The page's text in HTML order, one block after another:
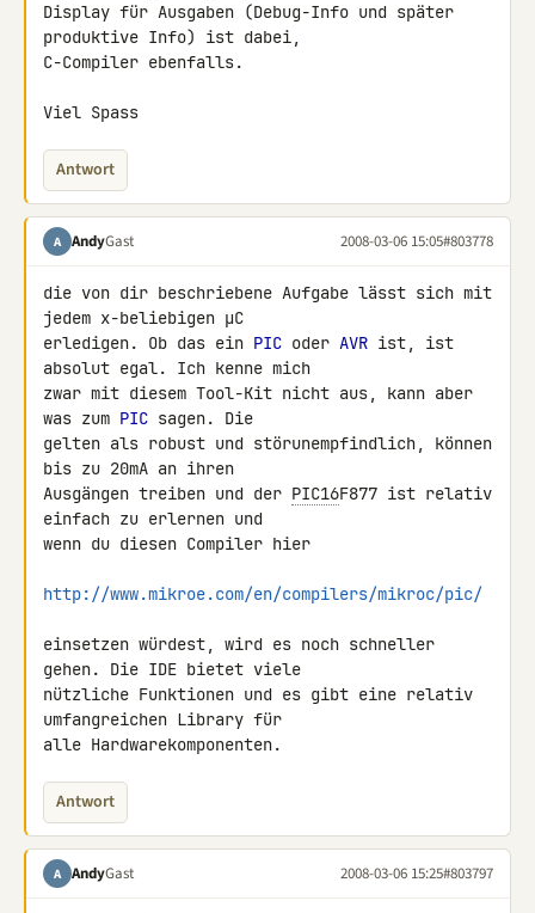
Display für Ausgaben (Debug-Info und später
produktive Info) ist dabei,
C-Compiler ebenfalls.
Viel Spass
Antwort
A AndyGast 2008-03-06 15:05#803778
die von dir beschriebene Aufgabe lässt sich mit
jedem x-beliebigen µC
erledigen. Ob das ein PIC oder AVR ist, ist
absolut egal. Ich kenne mich
zwar mit diesem Tool-Kit nicht aus, kann aber
was zum PIC sagen. Die
gelten als robust und störunempfindlich, können
bis zu 20mA an ihren
Ausgängen treiben und der PIC16F877 ist relativ
einfach zu erlernen und
wenn du diesen Compiler hier
http://www.mikroe.com/en/compilers/mikroc/pic/
einsetzen würdest, wird es noch schneller
gehen. Die IDE bietet viele
nützliche Funktionen und es gibt eine relativ
umfangreichen Library für
alle Hardwarekomponenten.
Antwort
A AndyGast 2008-03-06 15:25#803797